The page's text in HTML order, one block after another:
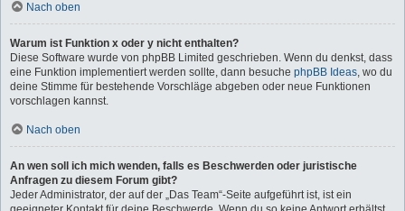
Nach oben
Warum ist Funktion x oder y nicht enthalten?
Diese Software wurde von phpBB Limited geschrieben. Wenn du denkst, dass
eine Funktion implementiert werden sollte, dann besuche phpBB Ideas, wo du
deine Stimme für bestehende Vorschläge abgeben oder neue Funktionen
vorschlagen kannst.
Nach oben
An wen soll ich mich wenden, falls es Beschwerden oder juristische
Anfragen zu diesem Forum gibt?
Jeder Administrator, der auf der „Das Team“-Seite aufgeführt ist, ist ein